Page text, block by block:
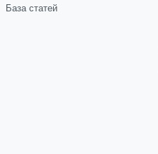
База статей